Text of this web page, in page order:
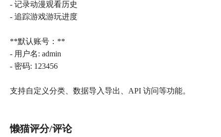
- 记录动漫观看历史
- 追踪游戏游玩进度
**默认账号：**
- 用户名: admin
- 密码: 123456
支持自定义分类、数据导入导出、API 访问等功能。
懒猫评分/评论